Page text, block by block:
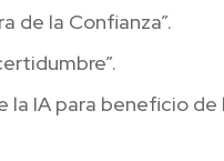
de la Confianza”.
la IA para beneficio de